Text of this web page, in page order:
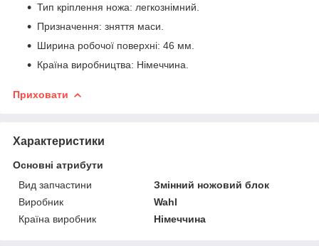
Тип кріплення ножа: легкознімний.
Призначення: зняття маси.
Ширина робочої поверхні: 46 мм.
Країна виробництва: Німеччина.
Приховати
Характеристики
Основні атрибути
Вид запчастини
Змінний ножовий блок
Виробник
Wahl
Країна виробник
Німеччина